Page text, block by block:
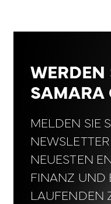
WERDEN
SAMARA
MELDEN SIE
NEUESTEN
FINANZ UND
LAUFENDEN